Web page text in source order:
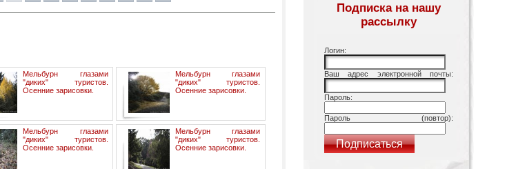
Мельбурн глазами
"диких" туристов.
Осенние зарисовки.
Мельбурн глазами
"диких" туристов.
Осенние зарисовки.
Мельбурн глазами
"диких" туристов.
Осенние зарисовки.
Мельбурн глазами
"диких" туристов.
Осенние зарисовки.
Подписка на нашу
рассылку
Логин:
Ваш адрес электронной почты:
Пароль:
Пароль (повтор):